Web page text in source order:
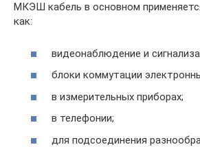
МКЭШ кабель в основном
как:
видеонаблюдение и
блоки коммутации
в измерительных приборах;
в телефонии;
для подсоединения